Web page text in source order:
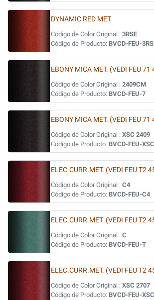
DYNAMIC RED MET.
Código de Color Original : 3RSE
Código de Producto: BVCD-FEU-
EBONY MICA MET. (VEDI FEU 71
Código de Color Original : 2409CM
Código de Producto: BVCD-FEU-7
EBONY MICA MET. (VEDI FEU 71
Código de Color Original : XSC 2409
Código de Producto: BVCD-FEU-
ELEC.CURR.MET. (VEDI FEU T2
Código de Color Original : C4
Código de Producto: BVCD-FEU-C4
ELEC.CURR.MET. (VEDI FEU T2
Código de Color Original : C
Código de Producto: BVCD-FEU-T
ELEC.CURR.MET. (VEDI FEU T2
Código de Color Original : XSC 2707
Código de Producto: BVCD-FEU-